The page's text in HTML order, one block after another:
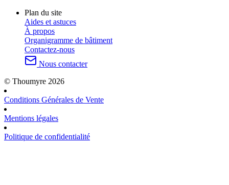
Plan du site
Aides et astuces
À propos
Organigramme de bâtiment
Contactez-nous
Nous contacter
© Thoumyre 2026
Conditions Générales de Vente
Mentions légales
Politique de confidentialité